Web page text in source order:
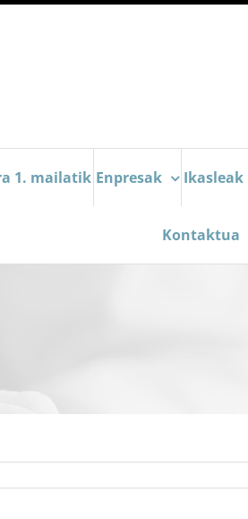
1. mailatik Enpresak Ikasleak
Kontaktua